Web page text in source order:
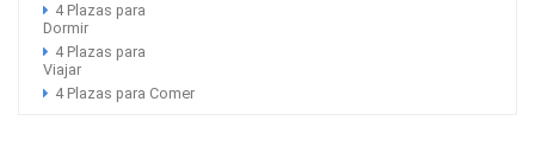
4 Plazas para
Dormir
4 Plazas para
Viajar
4 Plazas para Comer